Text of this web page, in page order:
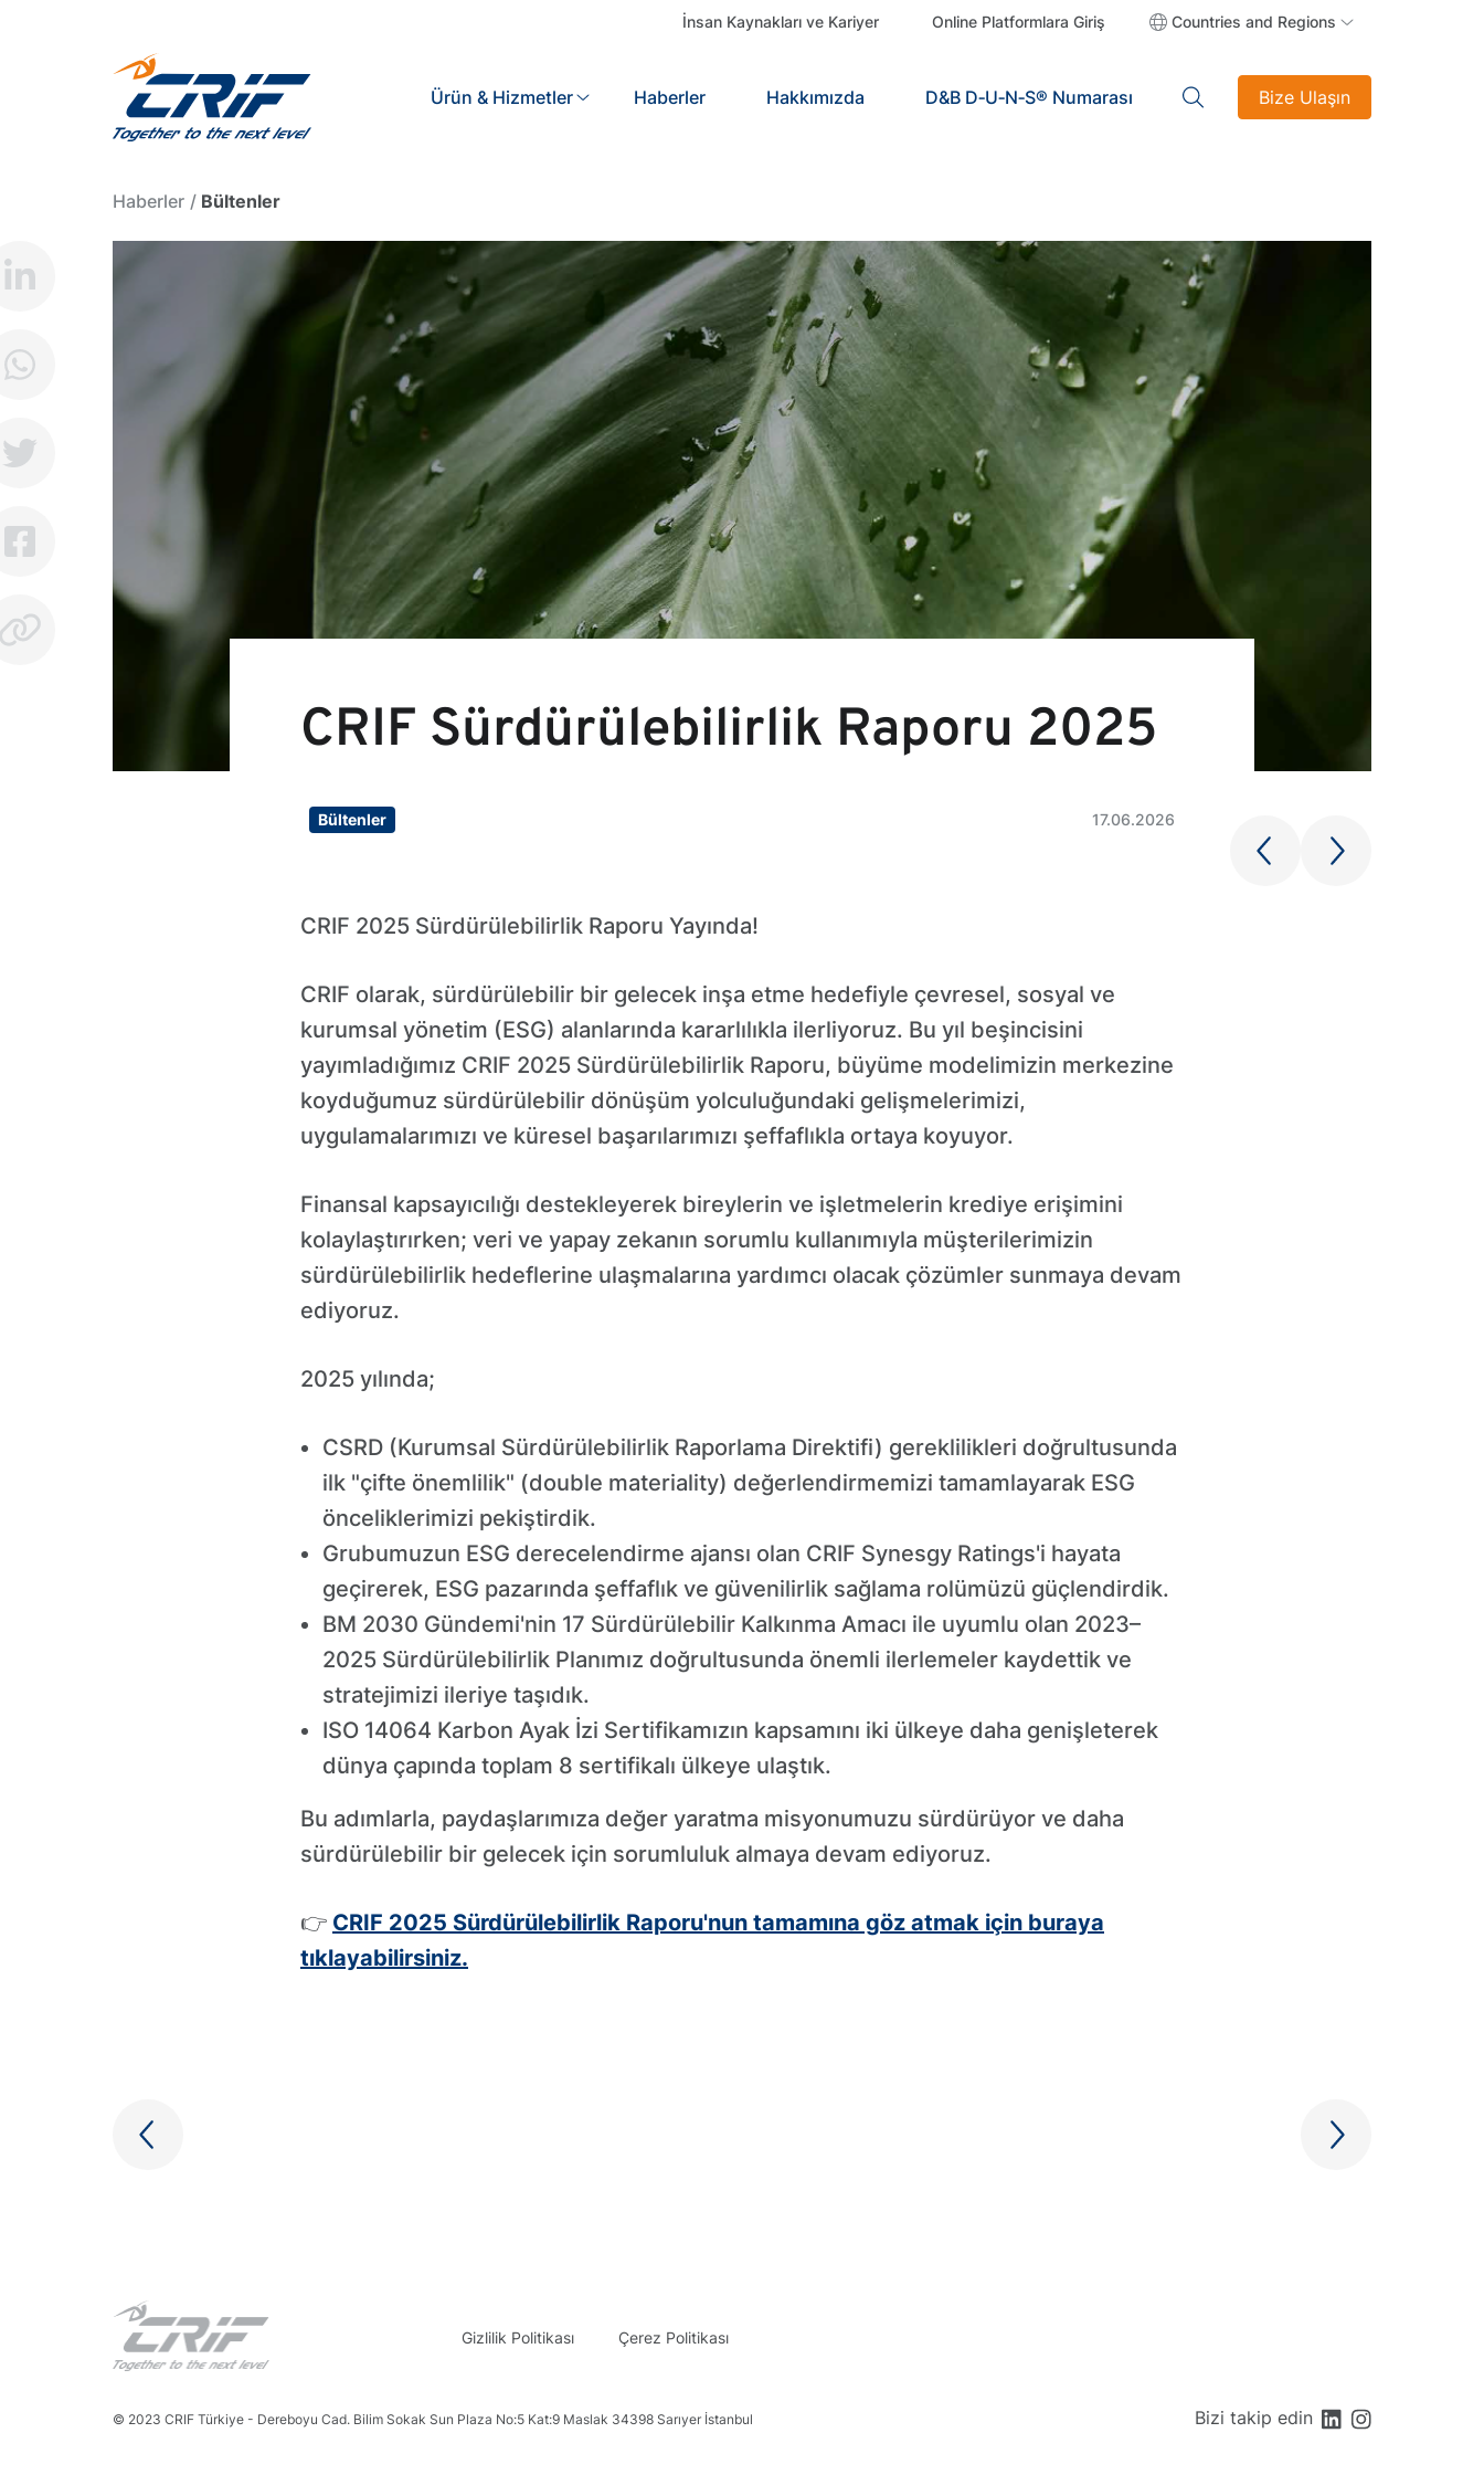
İnsan Kaynakları ve Kariyer Online Platformlara Giriş Countries and Regions
Ürün & Hizmetler Haberler Hakkımızda D&B D‑U‑N‑S® Numarası
Search Bize Ulaşın
Haberler Bültenler
CRIF Sürdürülebilirlik Raporu 2025
Bültenler 17.06.2026
CRIF 2025 Sürdürülebilirlik Raporu Yayında!
CRIF olarak, sürdürülebilir bir gelecek inşa etme hedefiyle çevresel, sosyal ve
kurumsal yönetim (ESG) alanlarında kararlılıkla ilerliyoruz. Bu yıl beşincisini
yayımladığımız CRIF 2025 Sürdürülebilirlik Raporu, büyüme modelimizin merkezine
koyduğumuz sürdürülebilir dönüşüm yolculuğundaki gelişmelerimizi,
uygulamalarımızı ve küresel başarılarımızı şeffaflıkla ortaya koyuyor.
Finansal kapsayıcılığı destekleyerek bireylerin ve işletmelerin krediye erişimini
kolaylaştırırken; veri ve yapay zekanın sorumlu kullanımıyla müşterilerimizin
sürdürülebilirlik hedeflerine ulaşmalarına yardımcı olacak çözümler sunmaya devam
ediyoruz.
2025 yılında;
CSRD (Kurumsal Sürdürülebilirlik Raporlama Direktifi) gereklilikleri doğrultusunda
ilk "çifte önemlilik" (double materiality) değerlendirmemizi tamamlayarak ESG
önceliklerimizi pekiştirdik.
Grubumuzun ESG derecelendirme ajansı olan CRIF Synesgy Ratings'i hayata
geçirerek, ESG pazarında şeffaflık ve güvenilirlik sağlama rolümüzü güçlendirdik.
BM 2030 Gündemi'nin 17 Sürdürülebilir Kalkınma Amacı ile uyumlu olan 2023–
2025 Sürdürülebilirlik Planımız doğrultusunda önemli ilerlemeler kaydettik ve
stratejimizi ileriye taşıdık.
ISO 14064 Karbon Ayak İzi Sertifikamızın kapsamını iki ülkeye daha genişleterek
dünya çapında toplam 8 sertifikalı ülkeye ulaştık.
Bu adımlarla, paydaşlarımıza değer yaratma misyonumuzu sürdürüyor ve daha
sürdürülebilir bir gelecek için sorumluluk almaya devam ediyoruz.
👉 CRIF 2025 Sürdürülebilirlik Raporu'nun tamamına göz atmak için buraya
tıklayabilirsiniz.
Gizlilik Politikası Çerez Politikası
© 2023 CRIF Türkiye - Dereboyu Cad. Bilim Sokak Sun Plaza No:5 Kat:9 Maslak 34398 Sarıyer İstanbul Bizi takip edin